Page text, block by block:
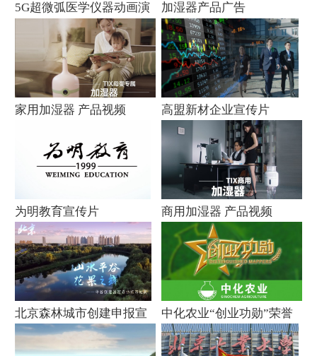
5G超微弧医学仪器动画演
加湿器产品广告
家用加湿器 产品视频 高盟新材企业宣传片
为明教育宣传片 商用加湿器 产品视频
北京森林城市创建申报宣
传片
中化农业“创业功勋”荣誉
视频制作